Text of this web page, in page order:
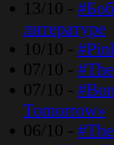
13/10 -
литературе
10/10 -
07/10 -
07/10 -
Tomorrow»
06/10 -